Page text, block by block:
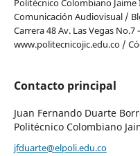
Politécnico Colombiano Jaime
Comunicación Audiovisual /
Carrera 48 Av. Las Vegas
www.politecnicojic.edu.co /
Contacto principal
Juan Fernando Duarte
Politécnico Colombiano
jfduarte@elpoli.edu.co